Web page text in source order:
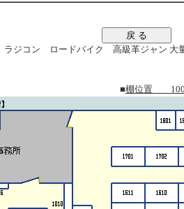
戻 る
ジコン ロードバイク 高級革ジャン 大
■棚位置